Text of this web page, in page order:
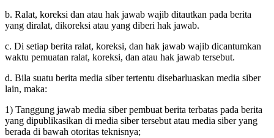
b. Ralat, koreksi dan atau hak jawab wajib ditautkan pada berita
yang diralat, dikoreksi atau yang diberi hak jawab.
c. Di setiap berita ralat, koreksi, dan hak jawab wajib dicantumkan
waktu pemuatan ralat, koreksi, dan atau hak jawab tersebut.
d. Bila suatu berita media siber tertentu disebarluaskan media siber
lain, maka:
1) Tanggung jawab media siber pembuat berita terbatas pada berita
yang dipublikasikan di media siber tersebut atau media siber yang
berada di bawah otoritas teknisnya;